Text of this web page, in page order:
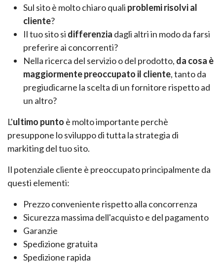
Sul sito è molto chiaro quali problemi risolvi al
cliente?
Il tuo sito si differenzia dagli altri in modo da farsi
preferire ai concorrenti?
Nella ricerca del servizio o del prodotto, da cosa è
maggiormente preoccupato il cliente, tanto da
pregiudicarne la scelta di un fornitore rispetto ad
un altro?
L'ultimo punto è molto importante perchè
presuppone lo sviluppo di tutta la strategia di
markiting del tuo sito.
Il potenziale cliente è preoccupato principalmente da
questi elementi:
Prezzo conveniente rispetto alla concorrenza
Sicurezza massima dell'acquisto e del pagamento
Garanzie
Spedizione gratuita
Spedizione rapida